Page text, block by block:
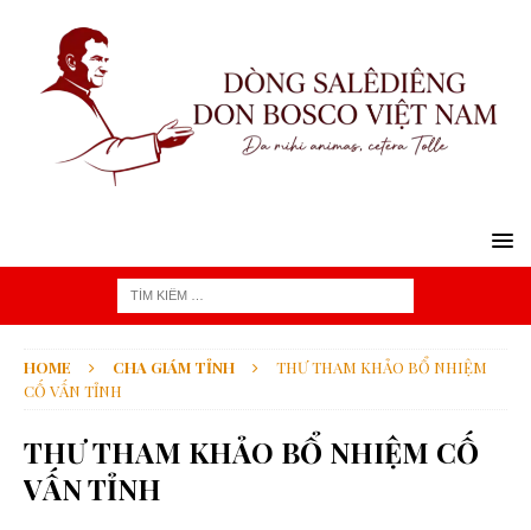
HOME CHA GIÁM TỈNH
THƯ THAM KHẢO BỔ NHIỆM
CỐ VẤN TỈNH
THƯ THAM KHẢO BỔ NHIỆM CỐ
VẤN TỈNH